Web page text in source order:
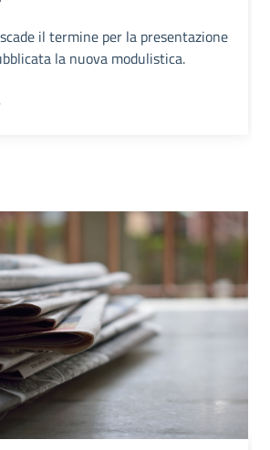
il termine per la presentazione
la nuova modulistica.